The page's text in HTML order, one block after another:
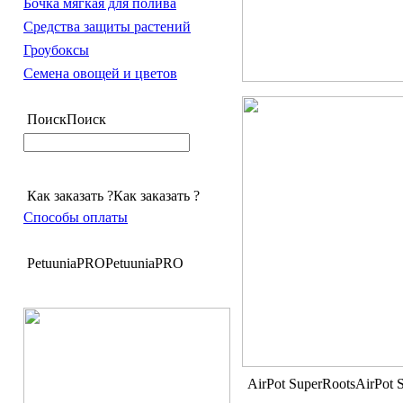
Бочка мягкая для полива
Средства защиты растений
Гроубоксы
Семена овощей и цветов
ПоискПоиск
Как заказать ?Как заказать ?
Способы оплаты
PetuuniaPROPetuuniaPRO
AirPot SuperRootsAirPot